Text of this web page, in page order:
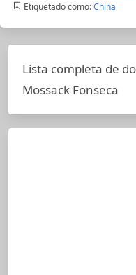
Etiquetado como: China
Lista completa de
Mossack Fonseca